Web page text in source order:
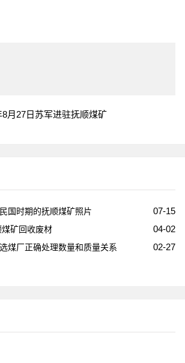
8月27日苏军进驻抚顺煤矿
07-15
国时期的抚顺煤矿照片
04-02
矿回收废材
02-27
煤厂正确处理数量和质量关系